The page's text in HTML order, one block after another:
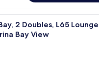
2 Doubles, L65
Bay View